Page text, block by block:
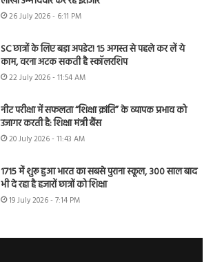
26 July 2026 - 6:11 PM
SC छात्रों के लिए बड़ा अपडेट! 15 अगस्त से पहले कर लें ये
काम, वरना अटक सकती है स्कॉलरशिप
22 July 2026 - 11:54 AM
नीट परीक्षा में सफलता “शिक्षा क्रांति” के व्यापक प्रभाव को
उजागर करती है: शिक्षा मंत्री बैंस
20 July 2026 - 11:43 AM
1715 में शुरू हुआ भारत का सबसे पुराना स्कूल, 300 साल बाद
भी दे रहा है हजारों छात्रों को शिक्षा
19 July 2026 - 7:14 PM